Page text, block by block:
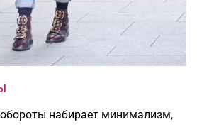
набирает минимализм,